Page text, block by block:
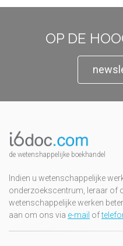
OP DE
de wetenshappelijke boekhandel
Indien u wetenschappelijke
onderzoekscentrum, leraar of
wetenschappelijke werken
aan om ons via e-mail of